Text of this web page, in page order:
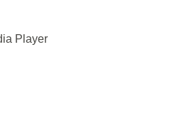
Player